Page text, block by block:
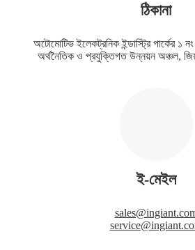
ঠিকানা
অটোমোটিভ ইলেকট্রনিক ইন্ডাস্ট্রি পার্কের ১
অর্থনৈতিক ও প্রযুক্তিগত উন্নয়ন অঞ্চল,
ই-মেইল